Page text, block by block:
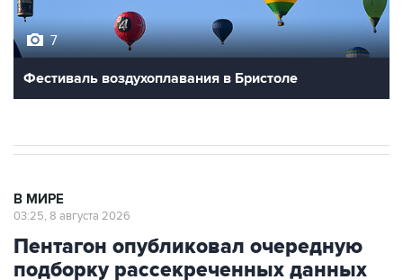
7
Фестиваль воздухоплавания в Бристоле
В МИРЕ
03:25, 8 августа 2026
Пентагон опубликовал очередную
подборку рассекреченных данных